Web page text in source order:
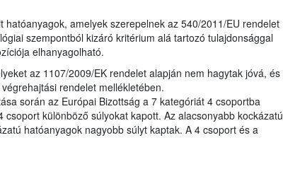
hatóanyagok, amelyek szerepelnek az 540/2011/EU rendelet
szempontból kizáró kritérium alá tartozó tulajdonsággal
elhanyagolható.
az 1107/2009/EK rendelet alapján nem hagytak jóvá, és
rendelet mellékletében.
során az Európai Bizottság a 7 kategóriát 4 csoportba
különböző súlyokat kapott. Az alacsonyabb kockázatú
hatóanyagok nagyobb súlyt kaptak. A 4 csoport és a